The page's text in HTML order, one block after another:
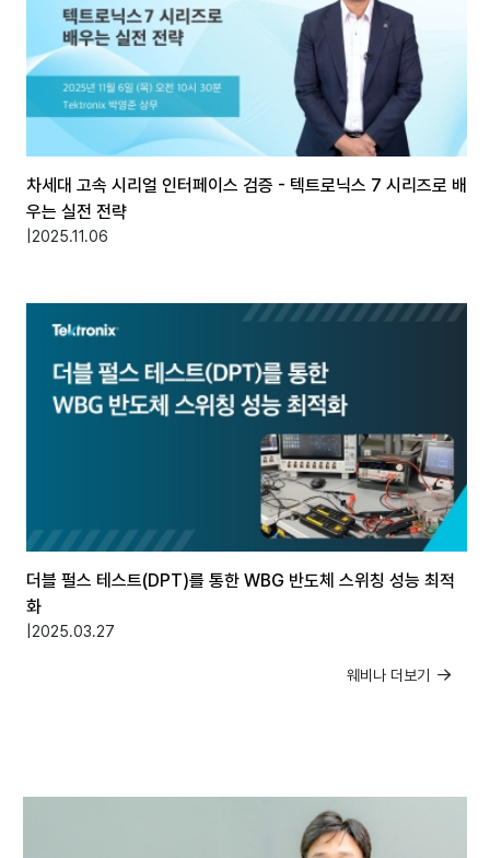
차세대 고속 시리얼 인터페이스 검증 - 텍트로닉스 7 시리즈로 배
우는 실전 전략
2025.11.06
더블 펄스 테스트(DPT)를 통한 WBG 반도체 스위칭 성능 최적
화
2025.03.27
웨비나 더보기